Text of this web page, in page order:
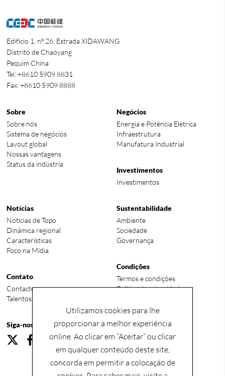
Utilizamos cookies para lhe
proporcionar a melhor experiência
online. Ao clicar em “Aceitar” ou clicar
em qualquer conteúdo deste site,
concorda em permitir a colocação de
Edifício 1, nº 26, Estrada XIDAWANG
Distrito de Chaoyang
Pequim China
Tel: +8610 5909 8831
Fax: +8610 5909 8888
Sobre
Sobre nós
Sistema de negócios
Layout global
Nossas vantagens
Status da indústria
Negócios
Energia e Potência Elétrica
Infraestrutura
Manufatura Industrial
Investimentos
Investimentos
Notícias
Notícias de Topo
Dinâmica regional
Características
Foco na Mídia
Contato
Contacte-nos
Talentos globais requeridos
Sustentabilidade
Ambiente
Sociedade
Governança
Condições
Termos e condições
Política de privacidade
Siga-nos